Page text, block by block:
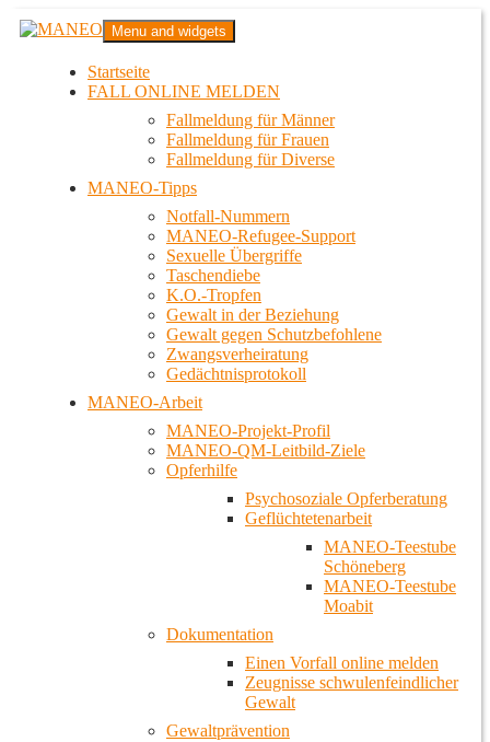
Zum
InhaltMANEO
Das schwule Anti-Gewalt-Projekt in Berlin
Menu and widgets
Startseite
FALL ONLINE MELDEN
Fallmeldung für Männer
Fallmeldung für Frauen
Fallmeldung für Diverse
MANEO-Tipps
Notfall-Nummern
MANEO-Refugee-Support
Sexuelle Übergriffe
Taschendiebe
K.O.-Tropfen
Gewalt in der Beziehung
Gewalt gegen Schutzbefohlene
Zwangsverheiratung
Gedächtnisprotokoll
MANEO-Arbeit
MANEO-Projekt-Profil
MANEO-QM-Leitbild-Ziele
Opferhilfe
Psychosoziale Opferberatung
Geflüchtetenarbeit
MANEO-Teestube
Schöneberg
MANEO-Teestube
Moabit
Dokumentation
Einen Vorfall online melden
Zeugnisse schwulenfeindlicher
Gewalt
Gewaltprävention